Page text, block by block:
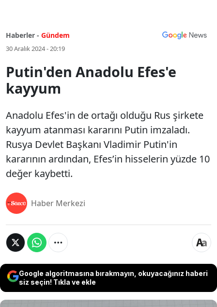
Haberler - Gündem
30 Aralık 2024 - 20:19
Putin'den Anadolu Efes'e
kayyum
Anadolu Efes'in de ortağı olduğu Rus şirkete
kayyum atanması kararını Putin imzaladı.
Rusya Devlet Başkanı Vladimir Putin'in
kararının ardından, Efes’in hisselerin yüzde 10
değer kaybetti.
Haber Merkezi
Google algoritmasına bırakmayın, okuyacağınız haberi
siz seçin! Tıkla ve ekle